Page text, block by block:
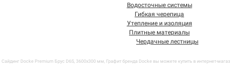
Водосточные системы
Гибкая черепица
Утепление и изоляция
Плитные материалы
Чердачные лестницы
Сайдинг Docke Premium Брус D6S, 3600х300 мм, Графит бренда Docke вы можете купить в интернет-